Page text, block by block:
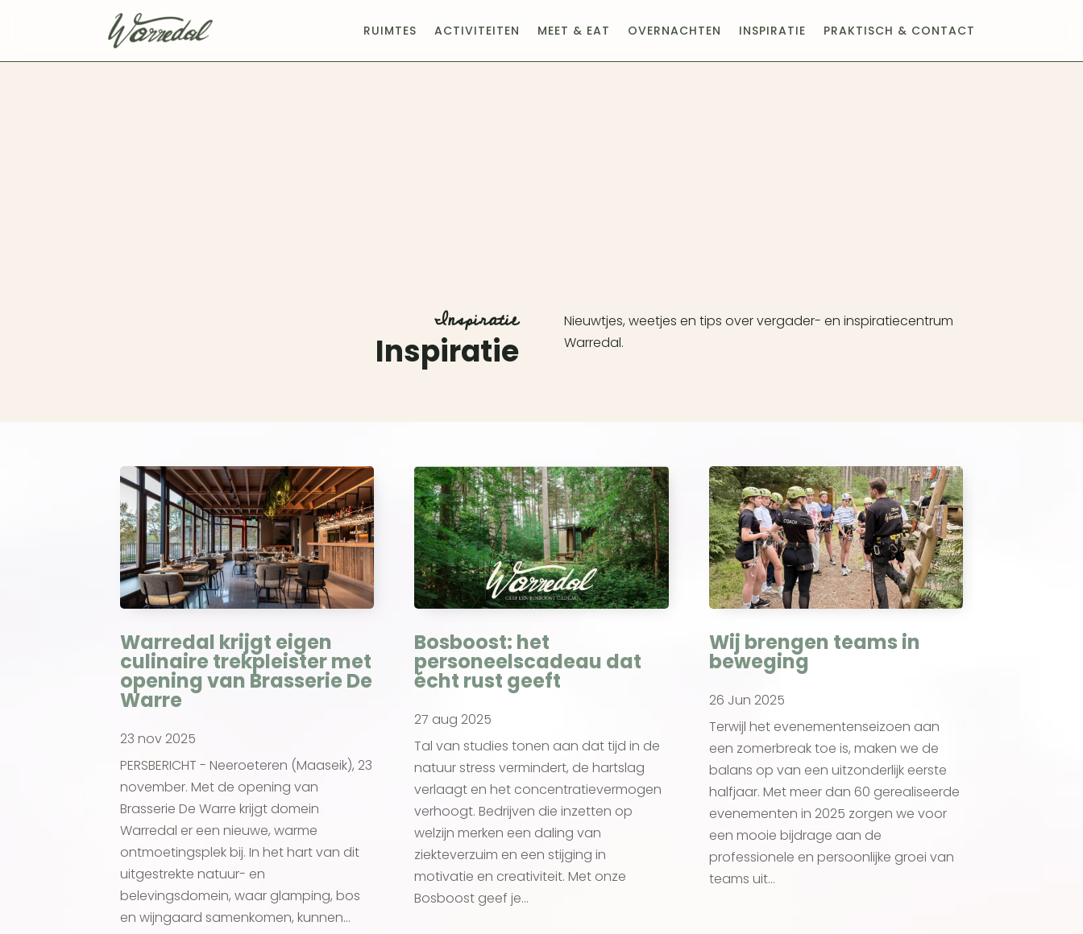
RUIMTES ACTIVITEITEN MEET & EAT OVERNACHTEN INSPIRATIE PRAKTISCH & CONTACT
Inspiratie
Inspiratie
Nieuwtjes, weetjes en tips over vergader- en inspiratiecentrum
Warredal.
Warredal krijgt eigen
culinaire trekpleister met
opening van Brasserie De
Warre
23 nov 2025
PERSBERICHT - Neeroeteren (Maaseik), 23
november. Met de opening van
Brasserie De Warre krijgt domein
Warredal er een nieuwe, warme
ontmoetingsplek bij. In het hart van dit
uitgestrekte natuur- en
belevingsdomein, waar glamping, bos
en wijngaard samenkomen, kunnen...
Bosboost: het
personeelscadeau dat
écht rust geeft
27 aug 2025
Tal van studies tonen aan dat tijd in de
natuur stress vermindert, de hartslag
verlaagt en het concentratievermogen
verhoogt. Bedrijven die inzetten op
welzijn merken een daling van
ziekteverzuim en een stijging in
motivatie en creativiteit. Met onze
Bosboost geef je...
Wij brengen teams in
beweging
26 Jun 2025
Terwijl het evenementenseizoen aan
een zomerbreak toe is, maken we de
balans op van een uitzonderlijk eerste
halfjaar. Met meer dan 60 gerealiseerde
evenementen in 2025 zorgen we voor
een mooie bijdrage aan de
professionele en persoonlijke groei van
teams uit...